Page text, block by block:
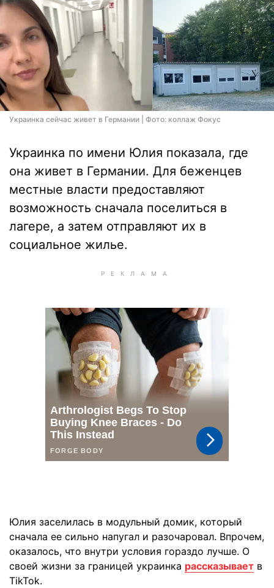
Украинка сейчас живет в Германии | Фото: коллаж Фокус
Украинка по имени Юлия показала, где
она живет в Германии. Для беженцев
местные власти предоставляют
возможность сначала поселиться в
лагере, а затем отправляют их в
социальное жилье.
Юлия заселилась в модульный домик, который
сначала ее сильно напугал и разочаровал. Впрочем,
оказалось, что внутри условия гораздо лучше. О
своей жизни за границей украинка рассказывает в
TikTok.